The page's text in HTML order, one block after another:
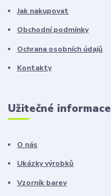
Jak nakupovat
Obchodní podmínky
Ochrana osobních údajů
Kontakty
Užitečné informace
O nás
Ukázky výrobků
Vzorník barev